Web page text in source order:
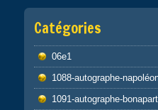
Catégories
06e1
1088-autographe-
1091-autographe-